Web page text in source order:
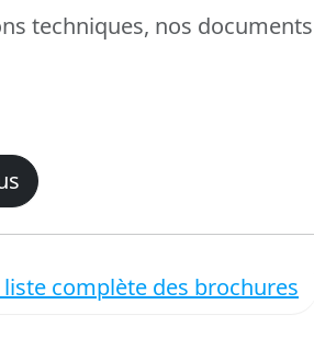
techniques, nos documents
liste complète des brochures